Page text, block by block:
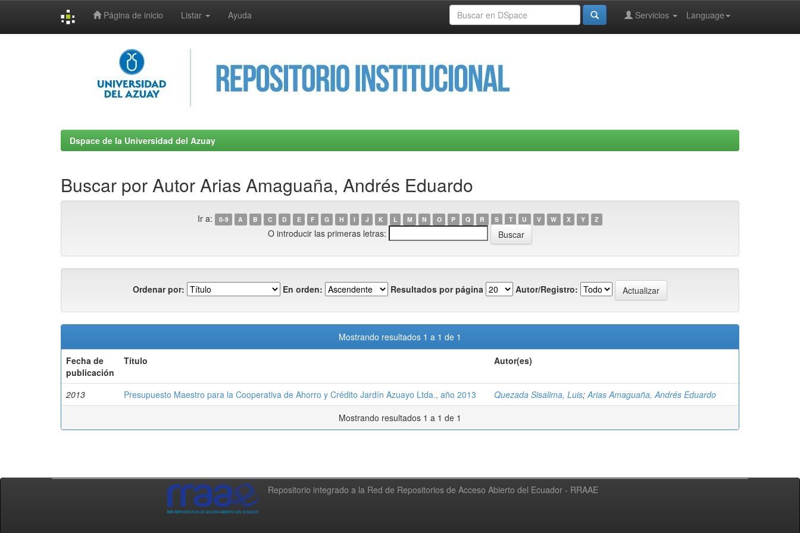
Página de inicio Listar Ayuda Language
Servicios
Dspace de la Universidad del Azuay
Buscar por Autor Arias Amaguaña, Andrés Eduardo
Ir a: 0-9 A B C D E F G H I J K L M N O P Q R S T U V W X Y Z
O introducir las primeras letras:
Ordenar por: En orden: Resultados por página Autor/Registro:
Mostrando resultados 1 a 1 de 1
Fecha de
publicación
Título Autor(es)
2013 Presupuesto Maestro para la Cooperativa de Ahorro y Crédito Jardín Azuayo Ltda., año 2013 Quezada Sisalima, Luis;Arias Amaguaña, Andrés Eduardo
Mostrando resultados 1 a 1 de 1
Repositorio integrado a la Red de Repositorios de Acceso Abierto del Ecuador - RRAAE